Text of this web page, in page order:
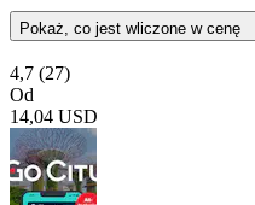
Pokaż, co jest wliczone w cenę
4,7 (27)
Od
14,04 USD